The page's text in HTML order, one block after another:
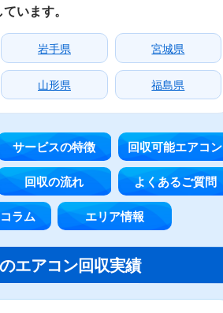
います。
岩手県 宮城県
山形県 福島県
サービスの特徴
回収可能エアコン
回収の流れ
よくあるご質問
ラム
エリア情報
エアコン回収実績